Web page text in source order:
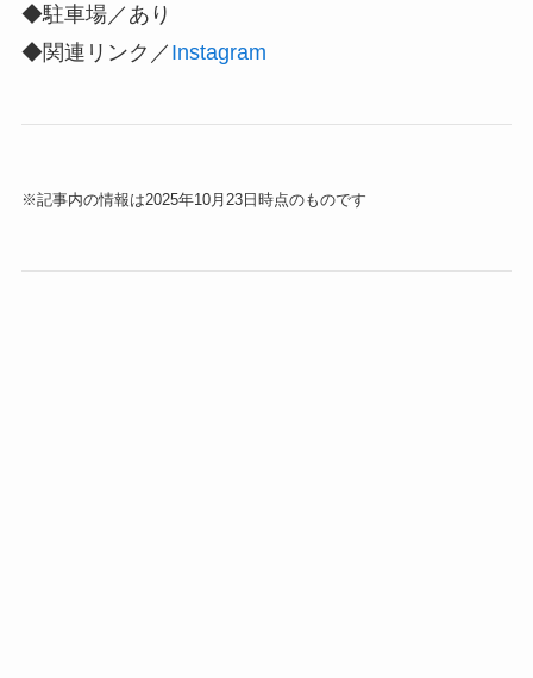
◆駐車場／あり
◆関連リンク／ Instagram
※記事内の情報は2025年10月23日時点のものです